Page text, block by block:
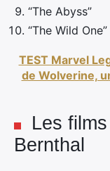
“The Abyss”
“The Wild One”
TEST Marvel
de Wolverine,
Les
Bernthal